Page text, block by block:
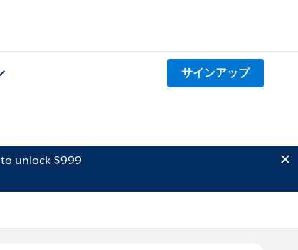
サインアップ
unlock $999